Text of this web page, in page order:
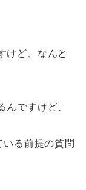
けど、なんと
んですけど、
いる前提の質問